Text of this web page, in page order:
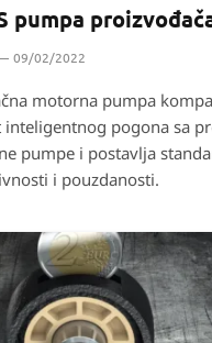
pumpa
09/02/2022
motorna pumpa
pogona sa
pumpe i postavlja
i pouzdanosti.